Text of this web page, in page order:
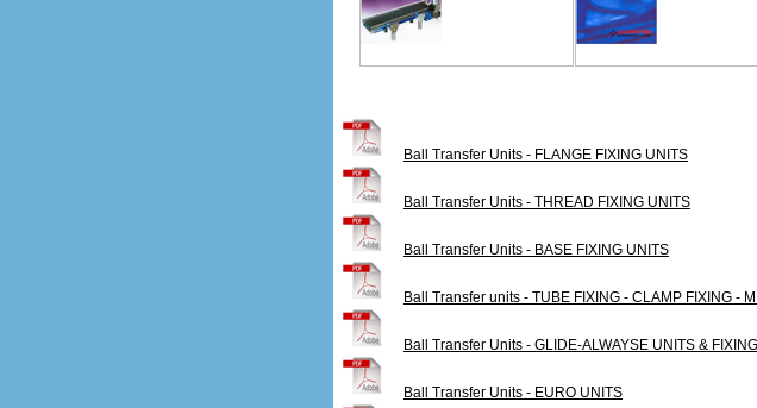
Ball Transfer Units - FLANGE FIXING UNITS
Ball Transfer Units - THREAD FIXING UNITS
Ball Transfer Units - BASE FIXING UNITS
Ball Transfer units - TUBE FIXING - CLAMP FIXING -
Ball Transfer Units - GLIDE-ALWAYSE UNITS &
Ball Transfer Units - EURO UNITS